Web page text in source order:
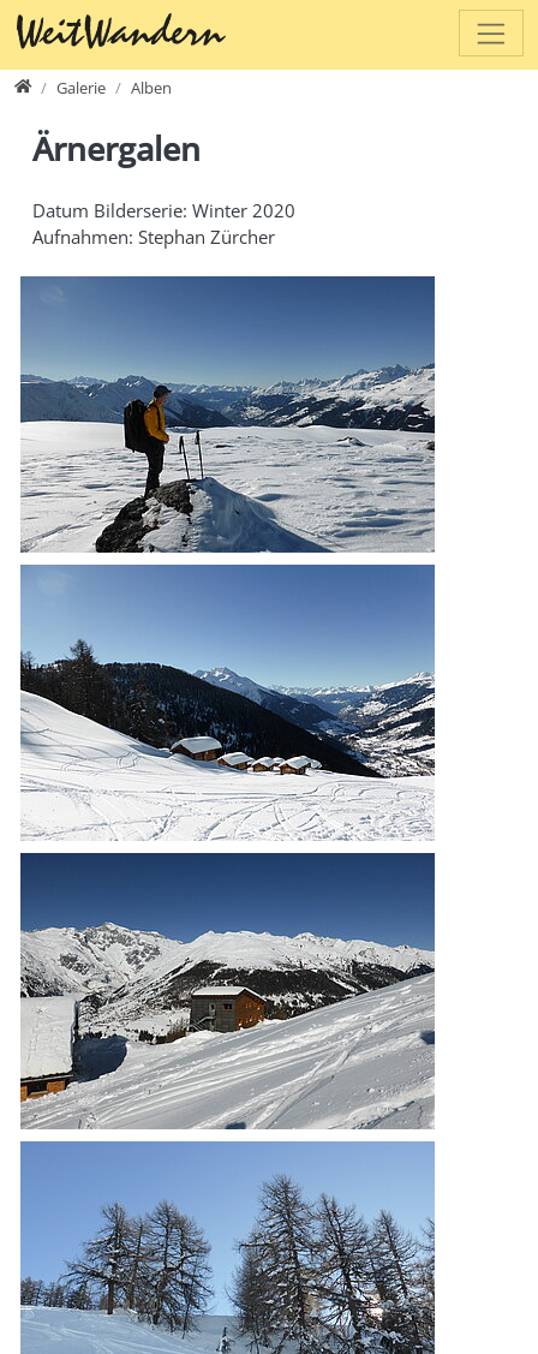
Direkt zur Hauptnavigation springen
Direkt zum Inhalt springen
www.weitwandern.ch
Galerie Alben
Ärnergalen
Datum Bilderserie: Winter 2020
Aufnahmen: Stephan Zürcher